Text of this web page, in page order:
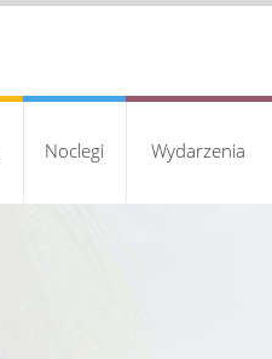
Noclegi Wydarzenia